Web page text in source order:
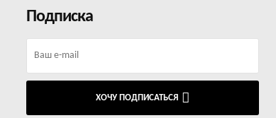
Подписка
ХОЧУ ПОДПИСАТЬСЯ